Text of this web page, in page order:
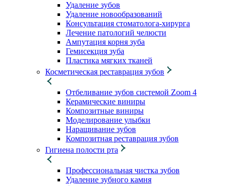
Удаление зубов
Удаление новообразований
Консультация стоматолога-хирурга
Лечение патологий челюсти
Ампутация корня зуба
Гемисекция зуба
Пластика мягких тканей
Косметическая реставрация зубов
Отбеливание зубов системой Zoom 4
Керамические виниры
Композитные виниры
Моделирование улыбки
Наращивание зубов
Композитная реставрация зубов
Гигиена полости рта
Профессиональная чистка зубов
Удаление зубного камня